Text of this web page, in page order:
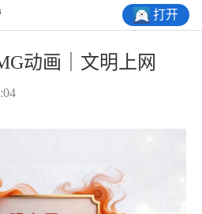
打开
动画｜文明上网